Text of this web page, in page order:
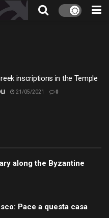
inscriptions in the Temple
21/05/2021 0
along the Byzantine
Pace a questa casa